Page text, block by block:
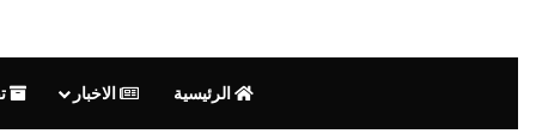
الرئيسية الاخبار